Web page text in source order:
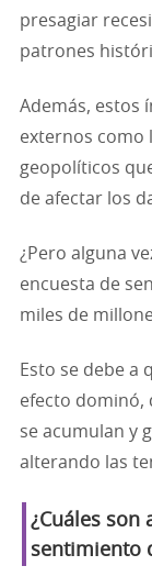
presagiar
patrones
Además, estos
externos como
geopolíticos
de afectar los
¿Pero alguna
encuesta de
miles de
Esto se debe a
efecto dominó,
se acumulan y
alterando las
¿Cuáles son
sentimiento